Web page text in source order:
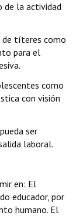
de la actividad
títeres como
para el
como
con visión
ser
laboral.
en: El
educador, por
humano. El